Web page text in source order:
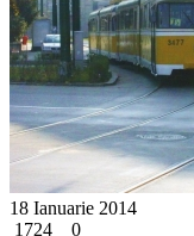
18 Ianuarie 2014
1724
0